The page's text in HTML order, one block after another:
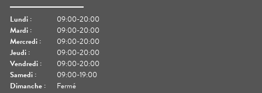
Lundi :
09:00-20:00
Mardi :
09:00-20:00
Mercredi :
09:00-20:00
Jeudi :
09:00-20:00
Vendredi :
09:00-20:00
Samedi :
09:00-19:00
Dimanche : Fermé